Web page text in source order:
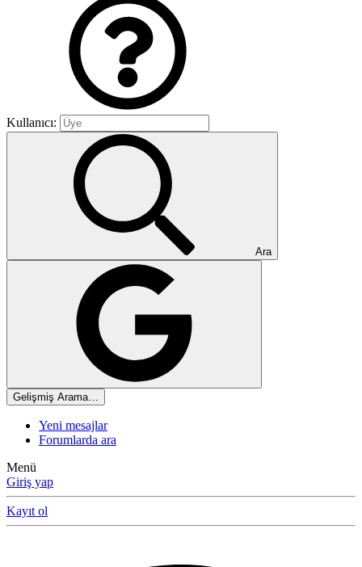
Kullanıcı:
Ara
Gelişmiş Arama…
Yeni mesajlar
Forumlarda ara
Menü
Giriş yap
Kayıt ol